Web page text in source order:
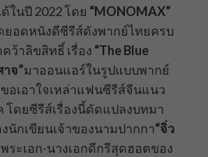
ในปี 2022 โดย “MONOMAX”
ยอดหนังดีซีรีส์ดังพากย์ไทยครบ
ว้าลิขสิทธิ์ เรื่อง “The Blue
จ”มาออนแอร์ในรูปแบบพากย์
อเอาใจเหล่าแฟนซีรีส์จีนแนว
ดยซีรีส์เรื่องนี้ดัดแปลงบทมา
นักเขียนเจ้าของนามปากกา“จิ่ว
ระเอก-นางเอกดีกรีสุดฮอตของ